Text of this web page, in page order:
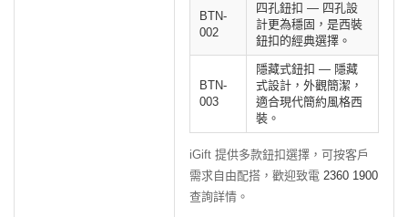
BTN-
002
四孔鈕扣 — 四孔設
計更為穩固，是西裝
鈕扣的經典選擇。
BTN-
003
隱藏式鈕扣 — 隱藏
式設計，外觀簡潔，
適合現代簡約風格西
裝。
iGift 提供多款鈕扣選擇，可按客戶
需求自由配搭，歡迎致電 2360 1900
查詢詳情。